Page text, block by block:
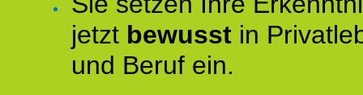
jetzt bewusst in
und Beruf ein.